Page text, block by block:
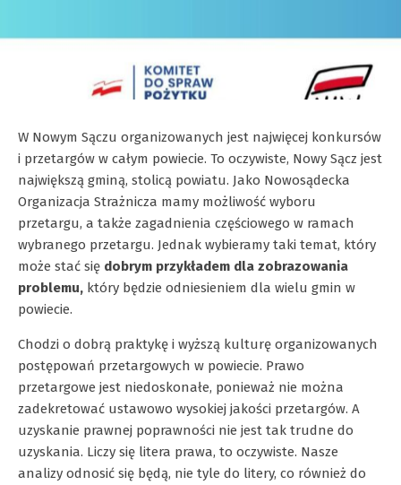
W Nowym Sączu organizowanych jest najwięcej konkursów
i przetargów w całym powiecie. To oczywiste, Nowy Sącz jest
największą gminą, stolicą powiatu. Jako Nowosądecka
Organizacja Strażnicza mamy możliwość wyboru
przetargu, a także zagadnienia częściowego w ramach
wybranego przetargu. Jednak wybieramy taki temat, który
może stać się dobrym przykładem dla zobrazowania
problemu, który będzie odniesieniem dla wielu gmin w
powiecie.
Chodzi o dobrą praktykę i wyższą kulturę organizowanych
postępowań przetargowych w powiecie. Prawo
przetargowe jest niedoskonałe, ponieważ nie można
zadekretować ustawowo wysokiej jakości przetargów. A
uzyskanie prawnej poprawności nie jest tak trudne do
uzyskania. Liczy się litera prawa, to oczywiste. Nasze
analizy odnosić się będą, nie tyle do litery, co również do